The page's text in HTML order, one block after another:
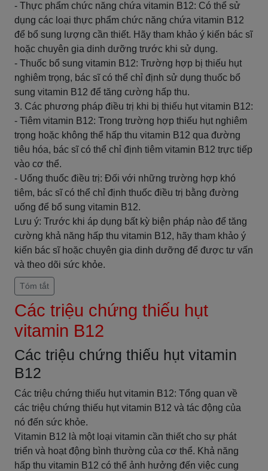
- Thực phẩm chức năng chứa vitamin B12: Có thể sử
dụng các loại thực phẩm chức năng chứa vitamin B12
để bổ sung lượng cần thiết. Hãy tham khảo ý kiến ​​bác sĩ
hoặc chuyên gia dinh dưỡng trước khi sử dụng.
- Thuốc bổ sung vitamin B12: Trường hợp bị thiếu hụt
nghiêm trọng, bác sĩ có thể chỉ định sử dụng thuốc bổ
sung vitamin B12 để tăng cường hấp thu.
3. Các phương pháp điều trị khi bị thiếu hụt vitamin B12:
- Tiêm vitamin B12: Trong trường hợp thiếu hụt nghiêm
trọng hoặc không thể hấp thu vitamin B12 qua đường
tiêu hóa, bác sĩ có thể chỉ định tiêm vitamin B12 trực tiếp
vào cơ thể.
- Uống thuốc điều trị: Đối với những trường hợp khó
tiêm, bác sĩ có thể chỉ định thuốc điều trị bằng đường
uống để bổ sung vitamin B12.
Lưu ý: Trước khi áp dụng bất kỳ biện pháp nào để tăng
cường khả năng hấp thu vitamin B12, hãy tham khảo ý
kiến ​​bác sĩ hoặc chuyên gia dinh dưỡng để được tư vấn
và theo dõi sức khỏe.
Tóm tắt
Các triệu chứng thiếu hụt
vitamin B12
Các triệu chứng thiếu hụt vitamin
B12
Các triệu chứng thiếu hụt vitamin B12: Tổng quan về
các triệu chứng thiếu hụt vitamin B12 và tác động của
nó đến sức khỏe.
Vitamin B12 là một loại vitamin cần thiết cho sự phát
triển và hoạt động bình thường của cơ thể. Khả năng
hấp thu vitamin B12 có thể ảnh hưởng đến việc cung